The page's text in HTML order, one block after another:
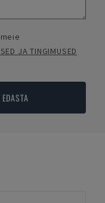
JA TINGIMUSED
EDASTA